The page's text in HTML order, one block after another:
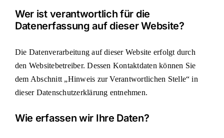
Wer ist verantwortlich für die
Datenerfassung auf dieser Website?
Die Datenverarbeitung auf dieser Website erfolgt durch
den Websitebetreiber. Dessen Kontaktdaten können Sie
dem Abschnitt „Hinweis zur Verantwortlichen Stelle“ in
dieser Datenschutzerklärung entnehmen.
Wie erfassen wir Ihre Daten?